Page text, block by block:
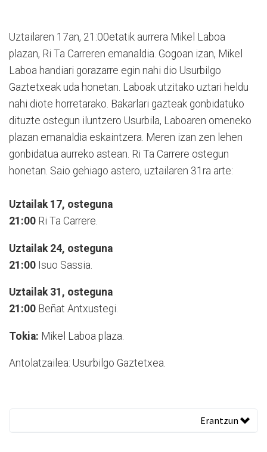
Uztailaren 17an, 21:00etatik aurrera Mikel Laboa
plazan, Ri Ta Carreren emanaldia. Gogoan izan, Mikel
Laboa handiari gorazarre egin nahi dio Usurbilgo
Gaztetxeak uda honetan. Laboak utzitako uztari heldu
nahi diote horretarako. Bakarlari gazteak gonbidatuko
dituzte ostegun iluntzero Usurbila, Laboaren omeneko
plazan emanaldia eskaintzera. Meren izan zen lehen
gonbidatua aurreko astean. Ri Ta Carrere ostegun
honetan. Saio gehiago astero, uztailaren 31ra arte:
Uztailak 17, osteguna
21:00 Ri Ta Carrere.
Uztailak 24, osteguna
21:00 Isuo Sassia.
Uztailak 31, osteguna
21:00 Beñat Antxustegi.
Tokia: Mikel Laboa plaza.
Antolatzailea: Usurbilgo Gaztetxea.
Erantzun